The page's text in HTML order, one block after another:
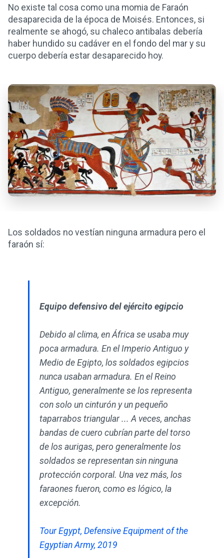
No existe tal cosa como una momia de Faraón
desaparecida de la época de Moisés. Entonces, si
realmente se ahogó, su chaleco antibalas debería
haber hundido su cadáver en el fondo del mar y su
cuerpo debería estar desaparecido hoy.
Los soldados no vestían ninguna armadura pero el
faraón sí:
Equipo defensivo del ejército egipcio
Debido al clima, en África se usaba muy
poca armadura. En el Imperio Antiguo y
Medio de Egipto, los soldados egipcios
nunca usaban armadura. En el Reino
Antiguo, generalmente se los representa
con solo un cinturón y un pequeño
taparrabos triangular ... A veces, anchas
bandas de cuero cubrían parte del torso
de los aurigas, pero generalmente los
soldados se representan sin ninguna
protección corporal. Una vez más, los
faraones fueron, como es lógico, la
excepción.
Tour Egypt, Defensive Equipment of the
Egyptian Army, 2019